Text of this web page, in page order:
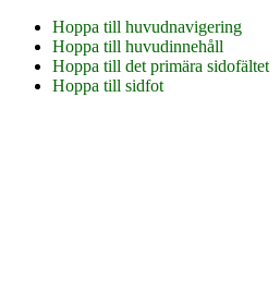
Hoppa till huvudnavigering
Hoppa till huvudinnehåll
Hoppa till det primära sidofältet
Hoppa till sidfot